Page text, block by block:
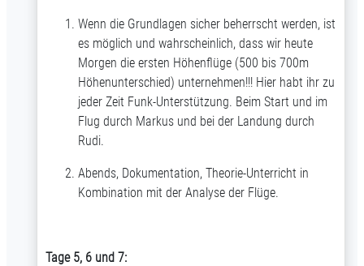
Wenn die Grundlagen sicher beherrscht werden, ist
es möglich und wahrscheinlich, dass wir heute
Morgen die ersten Höhenflüge (500 bis 700m
Höhenunterschied) unternehmen!!! Hier habt ihr zu
jeder Zeit Funk-Unterstützung. Beim Start und im
Flug durch Markus und bei der Landung durch
Rudi.
Abends, Dokumentation, Theorie-Unterricht in
Kombination mit der Analyse der Flüge.
Tage 5, 6 und 7: